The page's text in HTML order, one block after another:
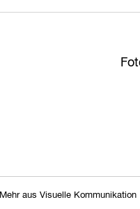
Mehr aus Visuelle Kommunikation